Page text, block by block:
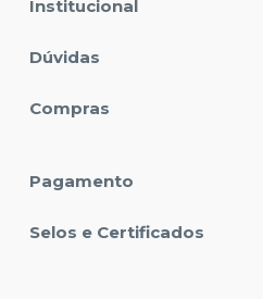
Institucional
Dúvidas
Compras
Pagamento
Selos e Certificados